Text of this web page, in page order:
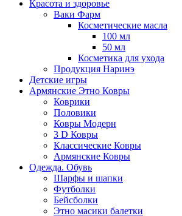
Красота и здоровье
Ваки Фарм
Косметические масла
100 мл
50 мл
Косметика для ухода
Продукция Наринэ
Детские игры
Армянские Этно Ковры
Коврики
Половики
Ковры Модерн
3 D Ковры
Классические Ковры
Армянские Ковры
Одежда. Обувь
Шарфы и шапки
Футболки
Бейсболки
Этно масики балетки